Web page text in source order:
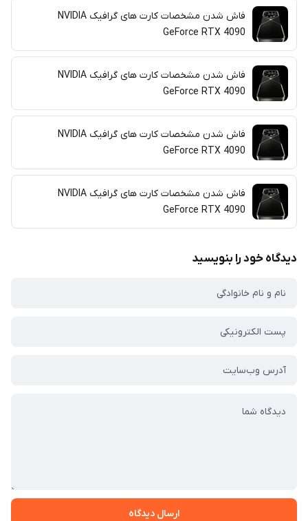
فاش شدن مشخصات کارت های گرافیک‌ NVIDIA
GeForce RTX 4090
فاش شدن مشخصات کارت های گرافیک‌ NVIDIA
GeForce RTX 4090
فاش شدن مشخصات کارت های گرافیک‌ NVIDIA
GeForce RTX 4090
فاش شدن مشخصات کارت های گرافیک‌ NVIDIA
GeForce RTX 4090
دیدگاه خود را بنویسید
ارسال دیدگاه